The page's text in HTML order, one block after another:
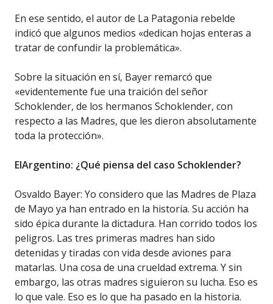
En ese sentido, el autor de La Patagonia rebelde
indicó que algunos medios «dedican hojas enteras a
tratar de confundir la problemática».
Sobre la situación en sí, Bayer remarcó que
«evidentemente fue una traición del señor
Schoklender, de los hermanos Schoklender, con
respecto a las Madres, que les dieron absolutamente
toda la protección».
ElArgentino: ¿Qué piensa del caso Schoklender?
Osvaldo Bayer: Yo considero que las Madres de Plaza
de Mayo ya han entrado en la historia. Su acción ha
sido épica durante la dictadura. Han corrido todos los
peligros. Las tres primeras madres han sido
detenidas y tiradas con vida desde aviones para
matarlas. Una cosa de una crueldad extrema. Y sin
embargo, las otras madres siguieron su lucha. Eso es
lo que vale. Eso es lo que ha pasado en la historia.